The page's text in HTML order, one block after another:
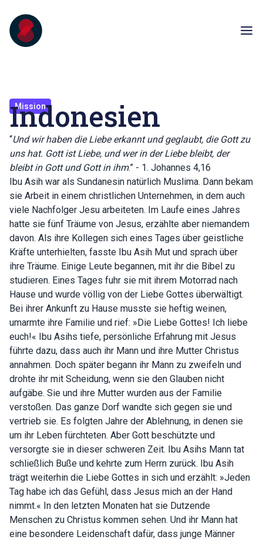
Mission
Indonesien
“Und wir haben die Liebe erkannt und geglaubt, die Gott zu
uns hat. Gott ist Liebe, und wer in der Liebe bleibt, der
bleibt in Gott und Gott in ihm.” - 1. Johannes 4,16
Ibu Asih war als Sundanesin natürlich Muslima. Dann bekam
sie Arbeit in einem christlichen Unternehmen, in dem auch
viele Nachfolger Jesu arbeiteten. Im Laufe eines Jahres
hatte sie fünf Träume von Jesus, erzählte aber niemandem
davon. Als ihre Kollegen sich eines Tages über geistliche
Kräfte unterhielten, fasste Ibu Asih Mut und sprach über
ihre Träume. Einige Leute begannen, mit ihr die Bibel zu
studieren. Eines Tages fuhr sie mit ihrem Motorrad nach
Hause und wurde völlig von der Liebe Gottes überwältigt.
Bei ihrer Ankunft zu Hause musste sie heftig weinen,
umarmte ihre Familie und rief: »Die Liebe Gottes! Ich liebe
euch!« Ibu Asihs tiefe, persönliche Erfahrung mit Jesus
führte dazu, dass auch ihr Mann und ihre Mutter Christus
annahmen. Doch später begann ihr Mann zu zweifeln und
drohte ihr mit Scheidung, wenn sie den Glauben nicht
aufgäbe. Sie und ihre Mutter wurden aus der Familie
verstoßen. Das ganze Dorf wandte sich gegen sie und
vertrieb sie. Es folgten Jahre der Ablehnung, in denen sie
um ihr Leben fürchteten. Aber Gott beschützte und
versorgte sie in dieser schweren Zeit. Ibu Asihs Mann tat
schließlich Buße und kehrte zum Herrn zurück. Ibu Asih
trägt weiterhin die Liebe Gottes in sich und erzählt: »Jeden
Tag habe ich das Gefühl, dass Jesus mich an der Hand
nimmt.« In den letzten Monaten hat sie Dutzende
Menschen zu Christus kommen sehen. Und ihr Mann hat
eine besondere Leidenschaft dafür, dass junge Männer